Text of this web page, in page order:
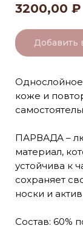
3200,00 ₽
Добавить
Однослойное
коже и
ПАРВАДА –
материал,
устойчива к
сохраняет
носки и
Состав: 60%